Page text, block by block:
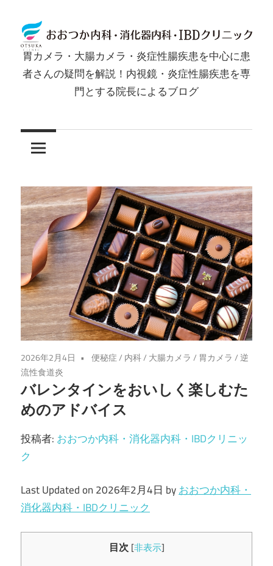
ン
テ
ン
ツ
キ
胃
メ
ラ・
大
腸
カ
メ
ラ・
炎
症
性
腸
疾
患
｜
胃カメラ・大腸カメラ・炎症性腸疾患を中心に患
者さんの疑問を解説！内視鏡・炎症性腸疾患を専
門とする院長によるブログ
2026年2月4日 便秘症/ 内科/ 大腸カメラ / 胃カメラ /逆
流性食道炎
バレンタインをおいしく楽しむた
めのアドバイス
投稿者: おおつか内科・消化器内科・IBDクリニッ
ク
Last Updated on 2026年2月4日 byおおつか内科・
消化器内科・IBDクリニック
目次 [非表示]